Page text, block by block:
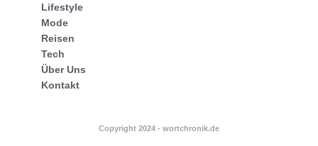
Lifestyle
Mode
Reisen
Tech
Über Uns
Kontakt
Copyright 2024 - wortchronik.de